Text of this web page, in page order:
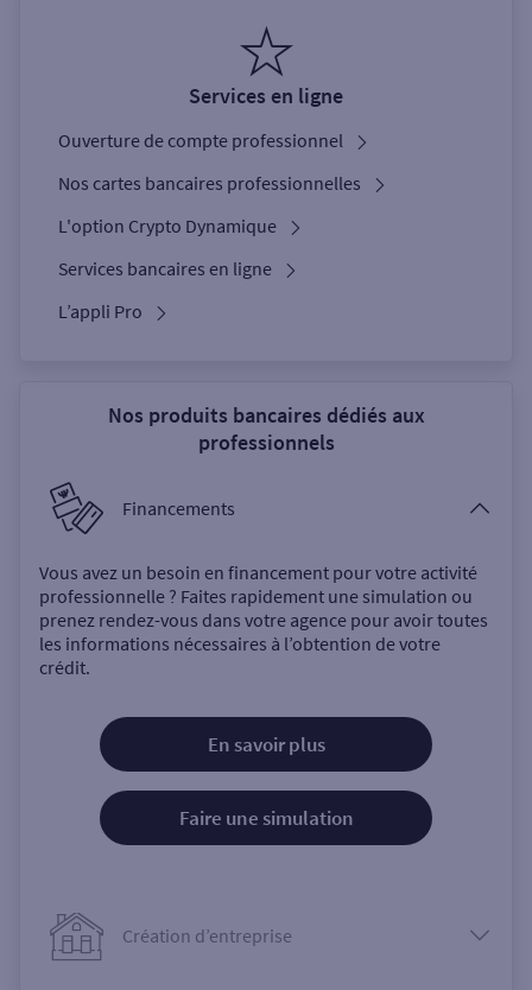
Services en ligne
Ouverture de compte professionnel
Nos cartes bancaires professionnelles
L'option Crypto Dynamique
Services bancaires en ligne
L’appli Pro
Nos produits bancaires dédiés aux
professionnels
Financements
Vous avez un besoin en financement pour votre activité
professionnelle ? Faites rapidement une simulation ou
prenez rendez-vous dans votre agence pour avoir toutes
les informations nécessaires à l’obtention de votre
crédit.
En savoir plus
Faire une simulation
Création d’entreprise